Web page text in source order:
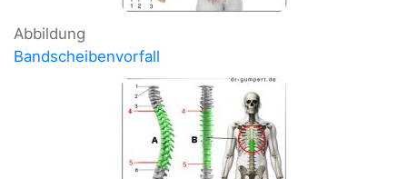
Abbildung
Bandscheibenvorfall